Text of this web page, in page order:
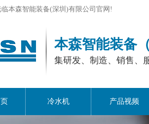
本森智能装备(深圳)有限公司官网!
本森智能装备
集研发、制造、销售、
冷水机 产品视频